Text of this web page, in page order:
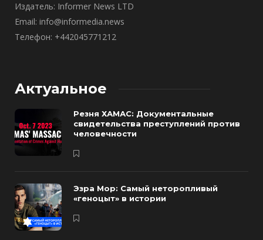
Издатель: Informer News LTD
Email: info@informedia.news
Телефон: +442045771212
Актуальное
Резня ХАМАС: Документальные
свидетельства преступлений против
человечности
Эзра Мор: Самый неторопливый
«геноцыт» в истории